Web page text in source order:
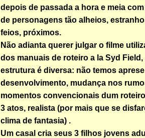
depois de passada a hora e meia
de personagens tão alheios,
feios, próximos.
Não adianta querer julgar o filme
dos manuais de roteiro a la Syd
estrutura é diversa: não temos
desenvolvimento, mudança nos
momentos convencionais dum
3 atos, realista (por mais que se
clima de fantasia) .
Um casal cria seus 3 filhos jovens